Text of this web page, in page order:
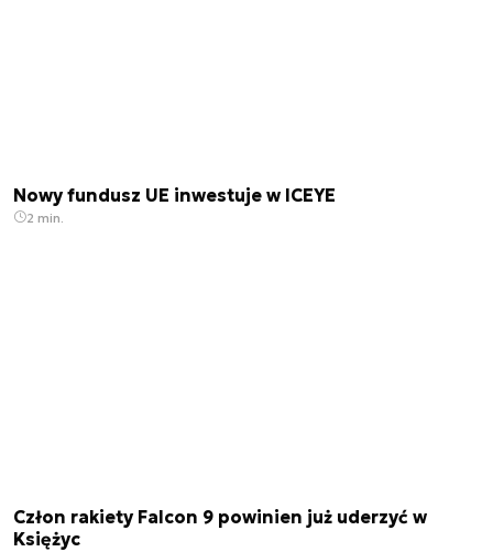
Nowy fundusz UE inwestuje w ICEYE
2 min.
Człon rakiety Falcon 9 powinien już uderzyć w
Księżyc